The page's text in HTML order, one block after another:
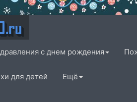
с днем рождения
для детей Ещё